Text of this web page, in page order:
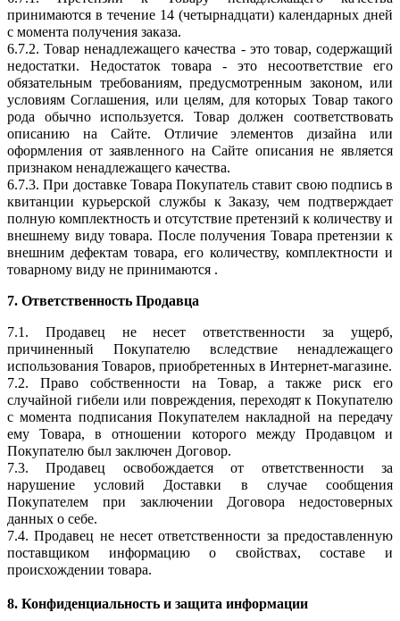
принимаются в течение 14 (четырнадцати) календарных дней
с момента получения заказа.
6.7.2. Товар ненадлежащего качества - это товар, содержащий
недостатки. Недостаток товара - это несоответствие его
обязательным требованиям, предусмотренным законом, или
условиям Соглашения, или целям, для которых Товар такого
рода обычно используется. Товар должен соответствовать
описанию на Сайте. Отличие элементов дизайна или
оформления от заявленного на Сайте описания не является
признаком ненадлежащего качества.
6.7.3. При доставке Товара Покупатель ставит свою подпись в
квитанции курьерской службы к Заказу, чем подтверждает
полную комплектность и отсутствие претензий к количеству и
внешнему виду товара. После получения Товара претензии к
внешним дефектам товара, его количеству, комплектности и
товарному виду не принимаются .
7. Ответственность Продавца
7.1. Продавец не несет ответственности за ущерб,
причиненный Покупателю вследствие ненадлежащего
использования Товаров, приобретенных в Интернет-магазине.
7.2. Право собственности на Товар, а также риск его
случайной гибели или повреждения, переходят к Покупателю
с момента подписания Покупателем накладной на передачу
ему Товара, в отношении которого между Продавцом и
Покупателю был заключен Договор.
7.3. Продавец освобождается от ответственности за
нарушение условий Доставки в случае сообщения
Покупателем при заключении Договора недостоверных
данных о себе.
7.4. Продавец не несет ответственности за предоставленную
поставщиком информацию о свойствах, составе и
происхождении товара.
8. Конфиденциальность и защита информации